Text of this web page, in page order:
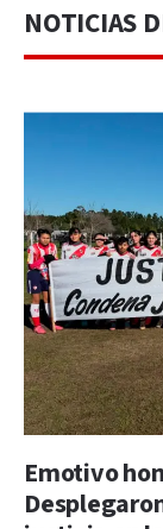
NOTICIAS
Emotivo